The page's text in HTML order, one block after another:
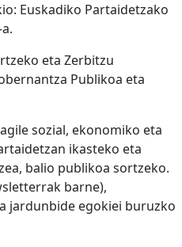
Euskadiko Partaidetzako
eta Zerbitzu
Publikoa eta
sozial, ekonomiko eta
ikasteko eta
balio publikoa sortzeko.
barne),
jardunbide egokiei buruzko